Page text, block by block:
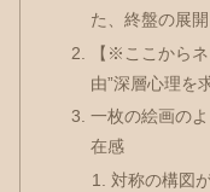
た、終盤の展開
【※ここから
由”深層心理を
一枚の絵画の
在感
対称の構図